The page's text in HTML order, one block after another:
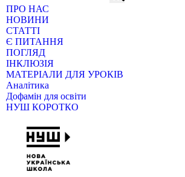
ПРО НАС
НОВИНИ
СТАТТІ
Є ПИТАННЯ
ПОГЛЯД
ІНКЛЮЗІЯ
МАТЕРІАЛИ ДЛЯ УРОКІВ
Аналітика
Дофамін для освіти
НУШ КОРОТКО